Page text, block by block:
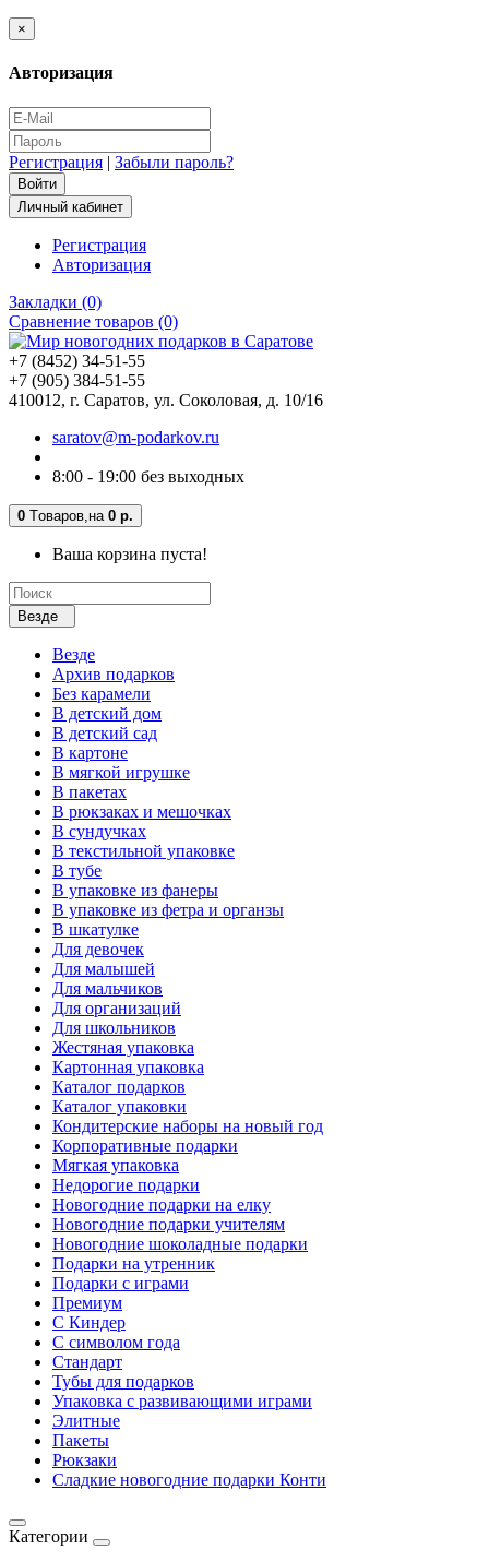
×
Авторизация
Регистрация | Забыли пароль?
Личный кабинет
Регистрация
Авторизация
Закладки (0)
Сравнение товаров (0)
+7 (8452) 34-51-55
+7 (905) 384-51-55
410012, г. Саратов, ул. Соколовая, д. 10/16
saratov@m-podarkov.ru
8:00 - 19:00 без выходных
0 Tоваров, на 0 р.
Ваша корзина пуста!
Везде
Везде
Архив подарков
Без карамели
В детский дом
В детский сад
В картоне
В мягкой игрушке
В пакетах
В рюкзаках и мешочках
В сундучках
В текстильной упаковке
В тубе
В упаковке из фанеры
В упаковке из фетра и органзы
В шкатулке
Для девочек
Для малышей
Для мальчиков
Для организаций
Для школьников
Жестяная упаковка
Картонная упаковка
Каталог подарков
Каталог упаковки
Кондитерские наборы на новый год
Корпоративные подарки
Мягкая упаковка
Недорогие подарки
Новогодние подарки на елку
Новогодние подарки учителям
Новогодние шоколадные подарки
Подарки на утренник
Подарки с играми
Премиум
С Киндер
С символом года
Стандарт
Тубы для подарков
Упаковка с развивающими играми
Элитные
Пакеты
Рюкзаки
Сладкие новогодние подарки Конти
Категории